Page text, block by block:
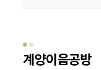
계양이음공방